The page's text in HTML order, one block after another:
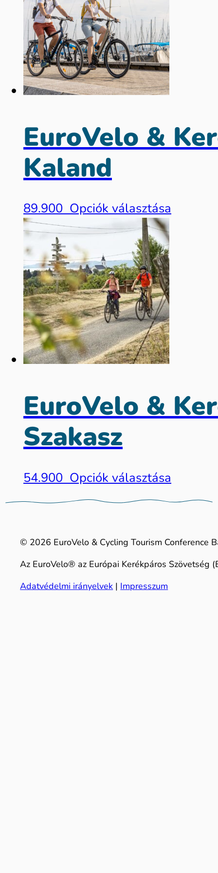
EuroVelo &
Kaland
89.900 Opciók választása
EuroVelo &
Szakasz
54.900 Opciók választása
© 2026 EuroVelo & Cycling Tourism Conference
Az EuroVelo® az Európai Kerékpáros Szövetség
Adatvédelmi irányelvek | Impresszum